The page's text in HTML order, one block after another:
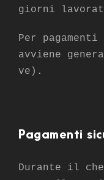
giorni
Per
avviene
ve).
Pagamenti
Durante il